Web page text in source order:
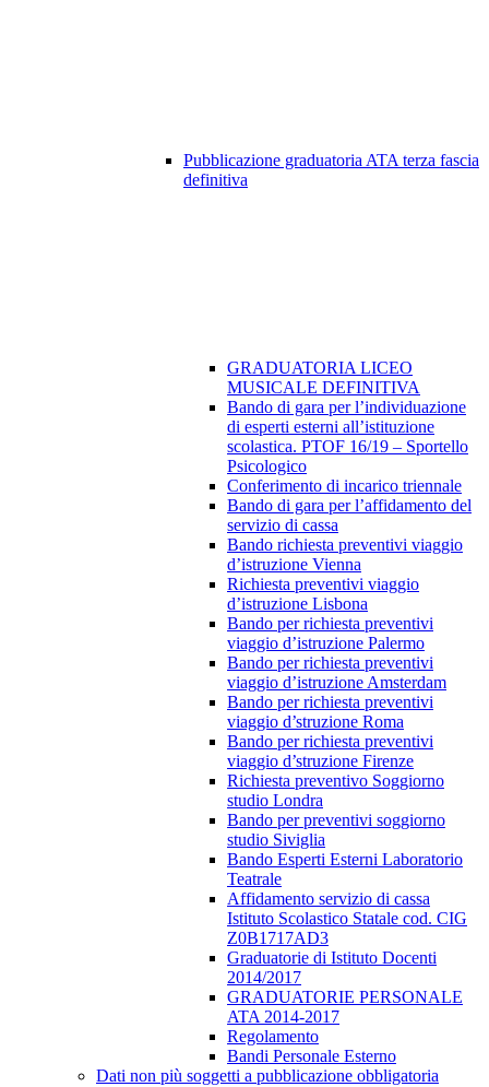
Pubblicazione graduatoria ATA terza fascia
definitiva
GRADUATORIA LICEO
MUSICALE DEFINITIVA
Bando di gara per l’individuazione
di esperti esterni all’istituzione
scolastica. PTOF 16/19 – Sportello
Psicologico
Conferimento di incarico triennale
Bando di gara per l’affidamento del
servizio di cassa
Bando richiesta preventivi viaggio
d’istruzione Vienna
Richiesta preventivi viaggio
d’istruzione Lisbona
Bando per richiesta preventivi
viaggio d’istruzione Palermo
Bando per richiesta preventivi
viaggio d’istruzione Amsterdam
Bando per richiesta preventivi
viaggio d’struzione Roma
Bando per richiesta preventivi
viaggio d’struzione Firenze
Richiesta preventivo Soggiorno
studio Londra
Bando per preventivi soggiorno
studio Siviglia
Bando Esperti Esterni Laboratorio
Teatrale
Affidamento servizio di cassa
Istituto Scolastico Statale cod. CIG
Z0B1717AD3
Graduatorie di Istituto Docenti
2014/2017
GRADUATORIE PERSONALE
ATA 2014-2017
Regolamento
Bandi Personale Esterno
Dati non più soggetti a pubblicazione obbligatoria